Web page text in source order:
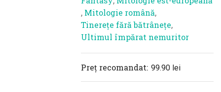
, Mitologie română,
Tinerețe fără bătrânețe,
Ultimul împărat nemuritor
Preț recomandat: 99.90 lei